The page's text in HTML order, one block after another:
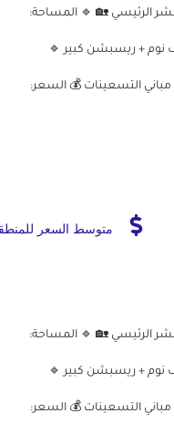
الرئيسي 🏡 🔹 المساحة:
الخامس (سلم مريح) 🔹 3 غرف نوم + ريسبشن كبير 🔹
التسعينات 💰 السعر:
متوسط السعر
الرئيسي 🏡 🔹 المساحة:
الخامس (سلم مريح) 🔹 3 غرف نوم + ريسبشن كبير 🔹
التسعينات 💰 السعر: